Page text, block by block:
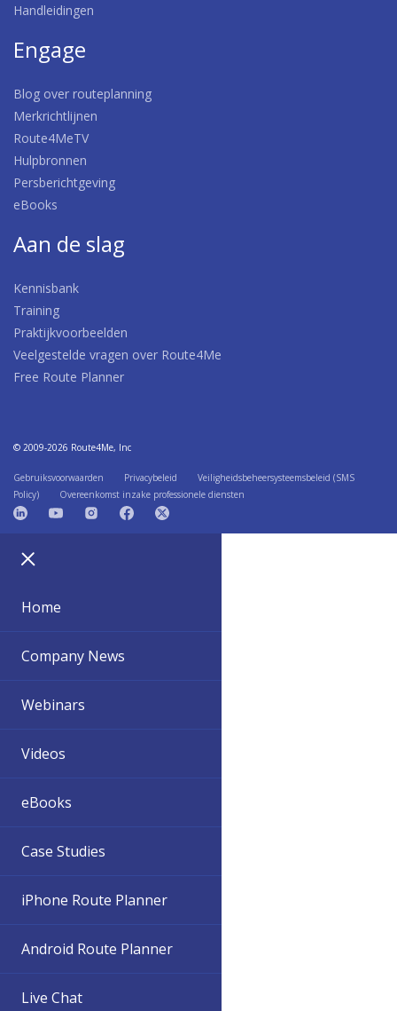
Handleidingen
Engage
Blog over routeplanning
Merkrichtlijnen
Route4MeTV
Hulpbronnen
Persberichtgeving
eBooks
Aan de slag
Kennisbank
Training
Praktijkvoorbeelden
Veelgestelde vragen over Route4Me
Free Route Planner
© 2009-2026 Route4Me, Inc
Gebruiksvoorwaarden Privacybeleid
Veiligheidsbeheersysteemsbeleid (SMS
Policy)
Overeenkomst inzake professionele diensten
Home
Company News
Webinars
Videos
eBooks
Case Studies
iPhone Route Planner
Android Route Planner
Live Chat